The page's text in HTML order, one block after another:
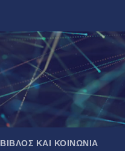
ΒΙΒΛΟΣ ΚΑΙ ΚΟΙΝΩΝΙΑ